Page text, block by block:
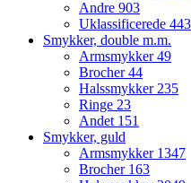
Andre 903
Uklassificerede 443
Smykker, double m.m.
Armsmykker49
Brocher44
Halssmykker235
Ringe 23
Andet 151
Smykker, guld
Armsmykker 1347
Brocher 163